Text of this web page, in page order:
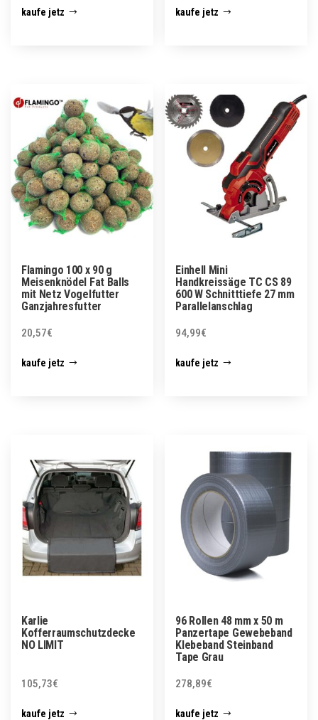
kaufe jetz kaufe jetz
Flamingo 100 x 90 g
Meisenknödel Fat Balls
mit Netz Vogelfutter
Ganzjahresfutter
20,57€
kaufe jetz
Einhell Mini
Handkreissäge TC CS 89
600 W Schnitttiefe 27 mm
Parallelanschlag
94,99€
kaufe jetz
Karlie
Kofferraumschutzdecke
NO LIMIT
105,73€
kaufe jetz
96 Rollen 48 mm x 50 m
Panzertape Gewebeband
Klebeband Steinband
Tape Grau
278,89€
kaufe jetz